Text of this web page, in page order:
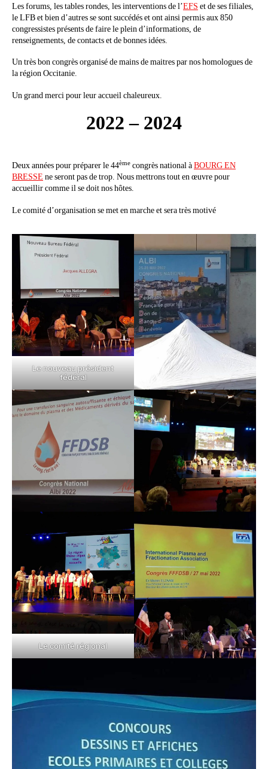
Les forums, les tables rondes, les interventions de l’EFS et de ses filiales,
le LFB et bien d’autres se sont succédés et ont ainsi permis aux 850
congressistes présents de faire le plein d’informations, de
renseignements, de contacts et de bonnes idées.
Un très bon congrès organisé de mains de maitres par nos homologues de
la région Occitanie.
Un grand merci pour leur accueil chaleureux.
2022 – 2024
Deux années pour préparer le 44ème congrès national àBOURG EN
BRESSE ne seront pas de trop. Nous mettrons tout en œuvre pour
accueillir comme il se doit nos hôtes.
Le comité d’organisation se met en marche et sera très motivé
Le nouveau président
fédéral
Le comité régional